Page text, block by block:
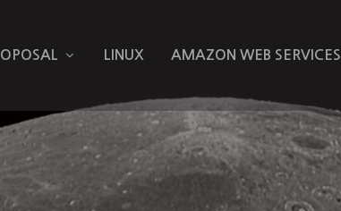
LINUX AMAZON WEB SERVICES